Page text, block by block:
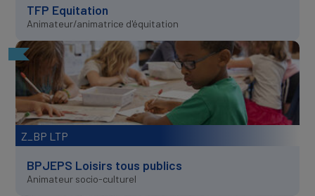
TFP Equitation
Animateur/animatrice d'équitation
Z_BP LTP
BPJEPS Loisirs tous publics
Animateur socio-culturel